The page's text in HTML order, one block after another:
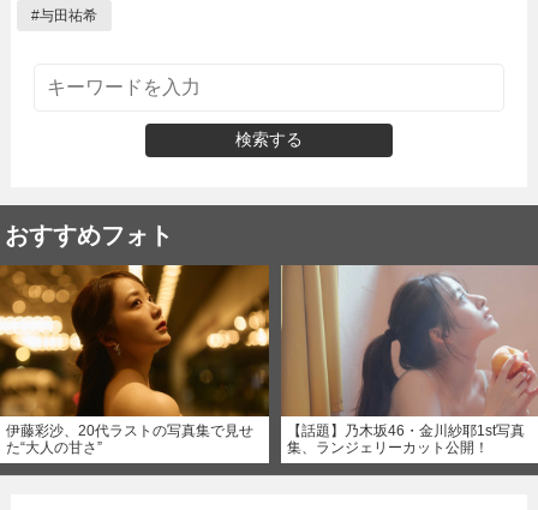
#与田祐希
検索する
おすすめフォト
伊藤彩沙、20代ラストの写真集で見せ
た“大人の甘さ”
【話題】乃木坂46・金川紗耶1st写真
集、ランジェリーカット公開！